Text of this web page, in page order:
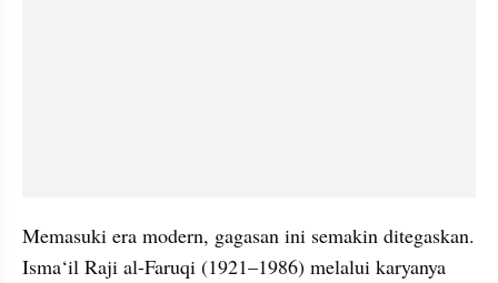
Memasuki era modern, gagasan ini semakin ditegaskan.
Isma‘il Raji al-Faruqi (1921–1986) melalui karyanya